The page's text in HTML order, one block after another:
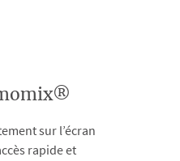
sur l’écran
rapide et